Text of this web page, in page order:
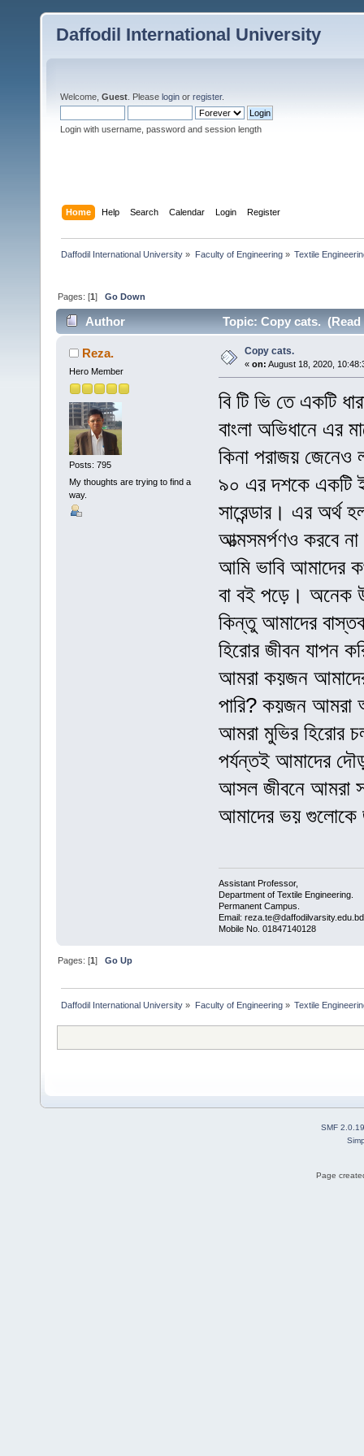
Daffodil International University
Welcome, Guest . Please login or register.
Login with username, password and session length
Home Help Search Calendar Login Register
Daffodil International University » Faculty of Engineering» Textile
Pages: [1]Go Down
Author Topic: Copy cats. (Read
Reza.
Hero Member
Posts: 795
My thoughts are trying to find a
way.
Copy cats.
« on: August 18, 2020,
বি টি ভি তে একটি
বাংলা অভিধানে এর
কিনা পরাজয় জেনেও
৯০ এর দশকে একটি
সারেন্ডার। এর অর্থ
আত্মসমর্পণও করবে
আমি ভাবি আমাদের
বা বই পড়ে। অনেক
কিন্তু আমাদের
হিরোর জীবন যাপন
আমরা কয়জন
পারি? কয়জন আমরা
আমরা মুভির হিরোর
পর্যন্তই আমাদের
আসল জীবনে আমরা
আমাদের ভয় গুলোকে
Assistant Professor,
Department of Textile Engineering.
Permanent Campus.
Email: reza.te@daffodilvarsity.edu.bd
Mobile No. 01847140128
Pages: [1]Go Up
Daffodil International University » Faculty of Engineering» Textile
SMF 2.0.19
Page